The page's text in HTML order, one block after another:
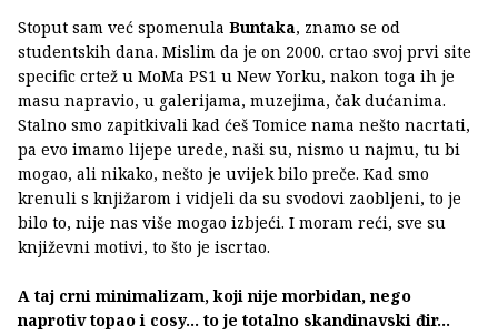
Stoput sam već spomenula Buntaka, znamo se od
studentskih dana. Mislim da je on 2000. crtao svoj prvi site
specific crtež u MoMa PS1 u New Yorku, nakon toga ih je
masu napravio, u galerijama, muzejima, čak dućanima.
Stalno smo zapitkivali kad ćeš Tomice nama nešto nacrtati,
pa evo imamo lijepe urede, naši su, nismo u najmu, tu bi
mogao, ali nikako, nešto je uvijek bilo preče. Kad smo
krenuli s knjižarom i vidjeli da su svodovi zaobljeni, to je
bilo to, nije nas više mogao izbjeći. I moram reći, sve su
književni motivi, to što je iscrtao.
A taj crni minimalizam, koji nije morbidan, nego
naprotiv topao i cosy… to je totalno skandinavski đir…